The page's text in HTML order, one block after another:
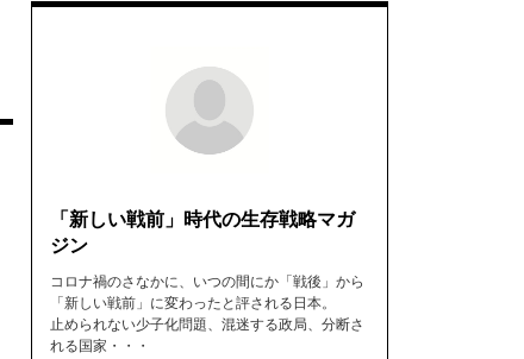
「新しい戦前」時代の生存戦略マガ
ジン
コロナ禍のさなかに、いつの間にか「戦後」から
「新しい戦前」に変わったと評される日本。
止められない少子化問題、混迷する政局、分断さ
れる国家・・・